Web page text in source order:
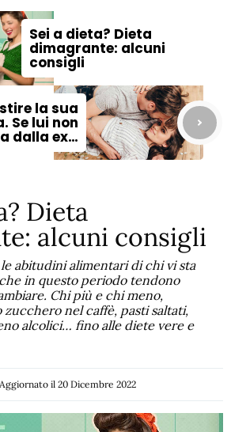
Sei a dieta? Dieta
dimagrante: alcuni
consigli
la sua
Se lui non
dalla ex…
Dieta
alcuni consigli
abitudini alimentari di chi vi sta
in questo periodo tendono
Chi più e chi meno,
nel caffè, pasti saltati,
alcolici… fino alle diete vere e
Aggiornato il 20 Dicembre 2022